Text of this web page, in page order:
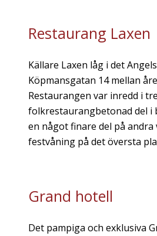
Restaurang Laxen
Källare Laxen låg i det
Köpmansgatan 14 mellan
Restaurangen var inredd i
folkrestaurangbetonad del i
en något finare del på andra
festvåning på det översta
Grand hotell
Det pampiga och exklusiva